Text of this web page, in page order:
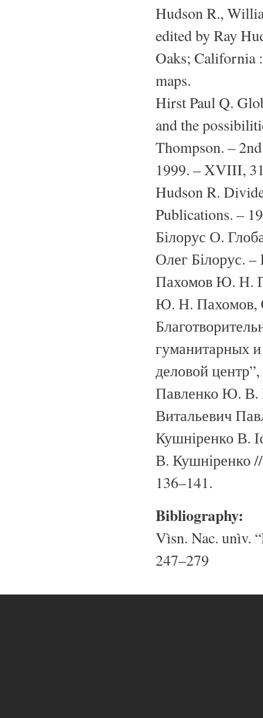
Hudson R.,
edited by Ray
Oaks; California
maps.
Hirst Paul Q.
and the
Thompson. –
1999. – XVIII,
Hudson R.
Publications. –
Білорус О.
Олег Білорус.
Пахомов Ю. Н.
Ю. Н. Пахомов,
гуманитарных
деловой
Павленко Ю. В.
Витальевич
Кушніренко В.
В. Кушніренко
136–141.
Bibliography:
Vìsn. Nac. unìv.
247–279